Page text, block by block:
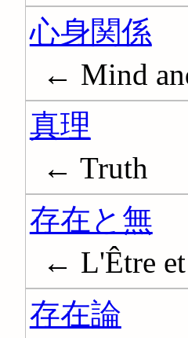
心身関係
← Mind
真理
← Truth
存在と無
← L'Être
存在論